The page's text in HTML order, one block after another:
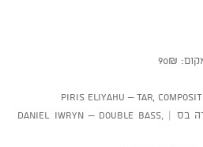
דניאל עיברין – קונטרבס, גיטרה בס | Daniel Iwryn – Double Bass,